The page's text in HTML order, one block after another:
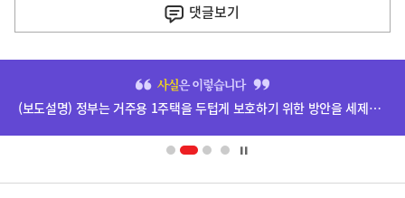
댓글보기
영
(보도설명) 정부는 거주용 1주택을 두텁게 보호하기 위한 방안을 세제개편안에 담았습니다.